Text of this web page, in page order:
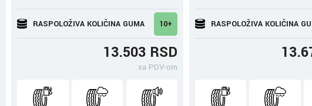
RASPOLOŽIVA KOLIČINA GUMA 10+
13.503 RSD
sa PDV-om
RASPOLOŽIVA KOLIČINA